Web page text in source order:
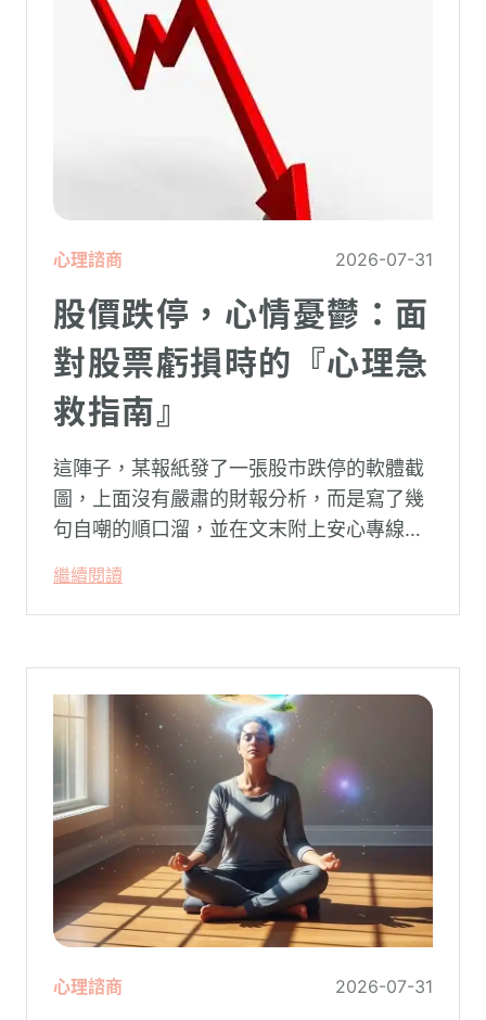
心理諮商 2026-07-31
股價跌停，心情憂鬱：面
對股票虧損時的『心理急
救指南』
這陣子，某報紙發了一張股市跌停的軟體截
圖，上面沒有嚴肅的財報分析，而是寫了幾
句自嘲的順口溜，並在文末附上安心專線與
被廣泛轉載。對許多投資人而言，螢幕上下
跌的數字背後，實質連結的是個人的財務壓
繼續閱讀
心理諮商 2026-07-31